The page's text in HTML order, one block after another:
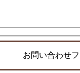
お問い合わせ